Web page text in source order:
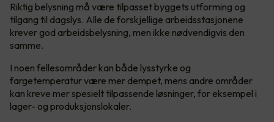
Riktig belysning må være tilpasset byggets utforming og
tilgang til dagslys. Alle de forskjellige arbeidsstasjonene
krever god arbeidsbelysning, men ikke nødvendigvis den
samme.
I noen fellesområder kan både lysstyrke og
fargetemperatur være mer dempet, mens andre områder
kan kreve mer spesielt tilpassende løsninger, for eksempel i
lager- og produksjonslokaler.